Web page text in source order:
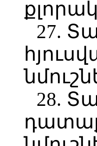
27.
28.